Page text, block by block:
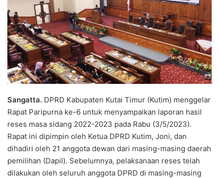
Sangatta. DPRD Kabupaten Kutai Timur (Kutim) menggelar
Rapat Paripurna ke-6 untuk menyampaikan laporan hasil
reses masa sidang 2022-2023 pada Rabu (3/5/2023).
Rapat ini dipimpin oleh Ketua DPRD Kutim, Joni, dan
dihadiri oleh 21 anggota dewan dari masing-masing daerah
pemilihan (Dapil). Sebelumnya, pelaksanaan reses telah
dilakukan oleh seluruh anggota DPRD di masing-masing